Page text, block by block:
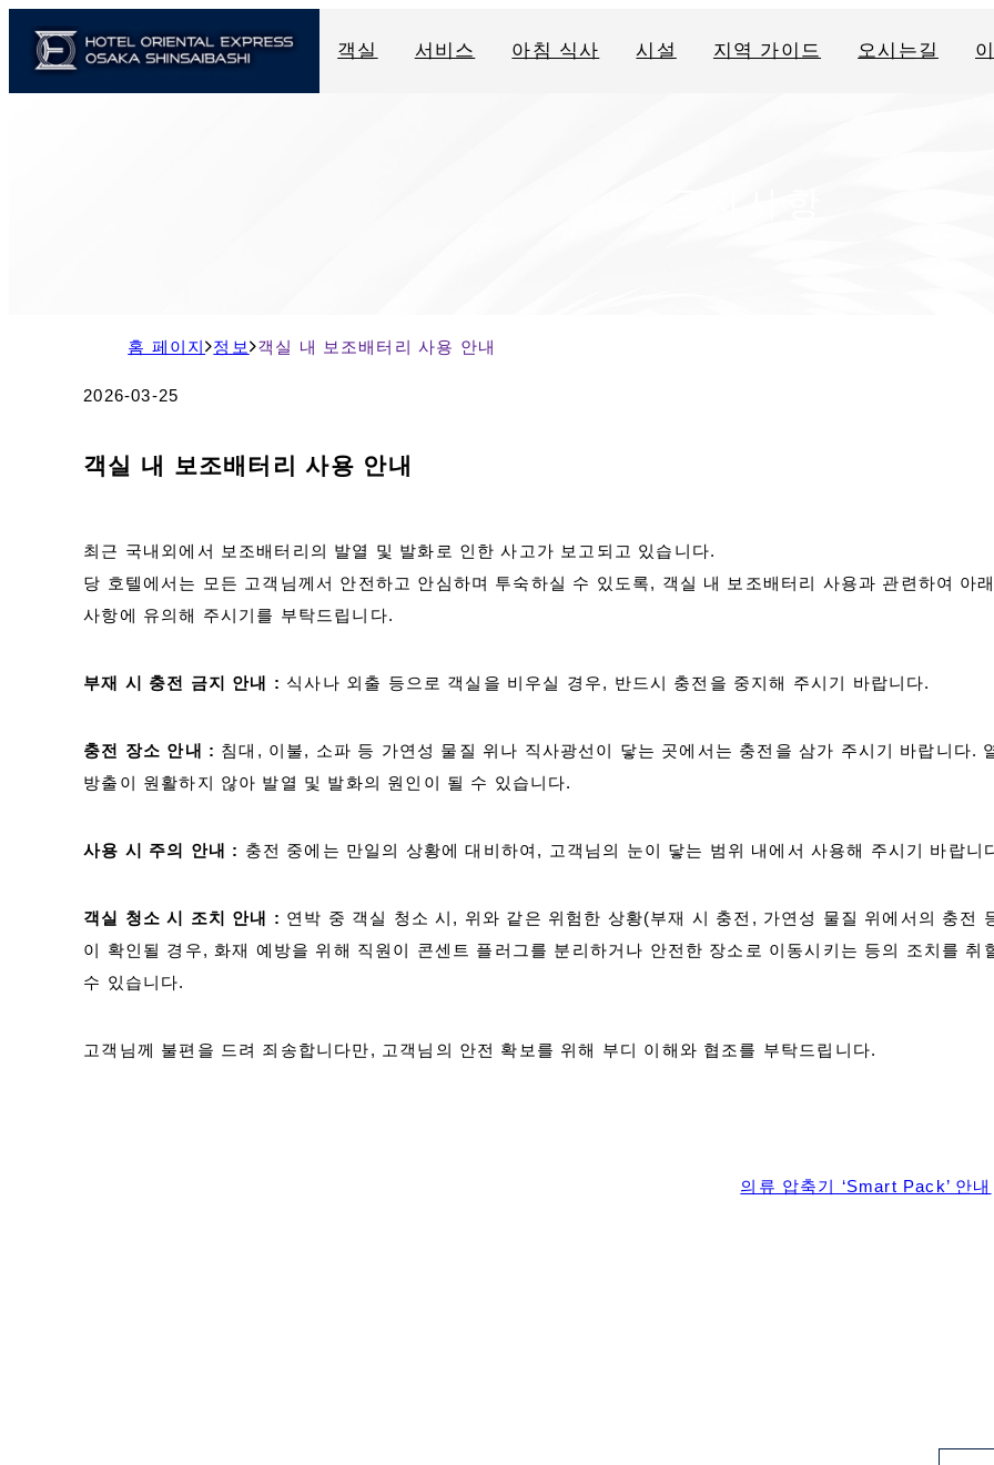
객실 서비스 아침 식사 시설 지역 가이드 오시는길
ー
の
位
置
홈 페이지 정보 객실 내 보조배터리 사용 안내
2026-03-25
객실 내 보조배터리 사용 안내
최근 국내외에서 보조배터리의 발열 및 발화로 인한 사고가 보고되고 있습니다.
당 호텔에서는 모든 고객님께서 안전하고 안심하며 투숙하실 수 있도록, 객실 내 보조배터리 사용과 관련하여 아래
사항에 유의해 주시기를 부탁드립니다.
부재 시 충전 금지 안내 : 식사나 외출 등으로 객실을 비우실 경우, 반드시 충전을 중지해 주시기 바랍니다.
충전 장소 안내 : 침대, 이불, 소파 등 가연성 물질 위나 직사광선이 닿는 곳에서는 충전을 삼가 주시기 바랍니다.
방출이 원활하지 않아 발열 및 발화의 원인이 될 수 있습니다.
사용 시 주의 안내 : 충전 중에는 만일의 상황에 대비하여, 고객님의 눈이 닿는 범위 내에서 사용해 주시기 바랍니
객실 청소 시 조치 안내 : 연박 중 객실 청소 시, 위와 같은 위험한 상황(부재 시 충전, 가연성 물질 위에서의 충전
이 확인될 경우, 화재 예방을 위해 직원이 콘센트 플러그를 분리하거나 안전한 장소로 이동시키는 등의 조치를 취
수 있습니다.
고객님께 불편을 드려 죄송합니다만, 고객님의 안전 확보를 위해 부디 이해와 협조를 부탁드립니다.
의류 압축기 ‘Smart Pack’ 안내